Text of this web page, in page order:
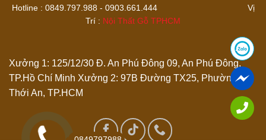
Email*
Lưu tên của tôi, email, và trang web trong trình duyệt này
Hotline : 0849.797.988 - 0903.661.444 Vị
Trí : Nội Thất Gỗ TPHCM
Xưởng 1: 125/12/30 Đ. An Phú Đông 09, An Phú Đông,
TP.Hồ Chí Minh Xưởng 2: 97B Đường TX25, Phường
Thới An, TP.HCM